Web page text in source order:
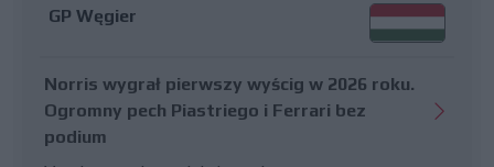
GP Węgier
Norris wygrał pierwszy wyścig w 2026 roku.
Ogromny pech Piastriego i Ferrari bez
podium